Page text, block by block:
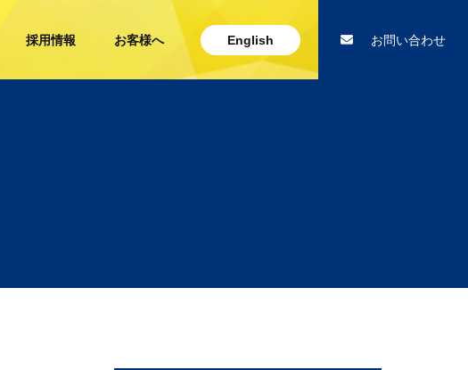
採用情報 お客様へ English お問い合わせ